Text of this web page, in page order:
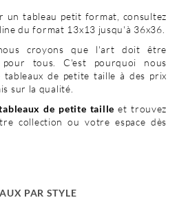
un tableau petit format, consultez
du format 13x13 jusqu'à 36x36.
croyons que l'art doit être
pour tous. C'est pourquoi nous
tableaux de petite taille à des prix
sur la qualité.
de petite taille et trouvez
collection ou votre espace dès
PAR STYLE